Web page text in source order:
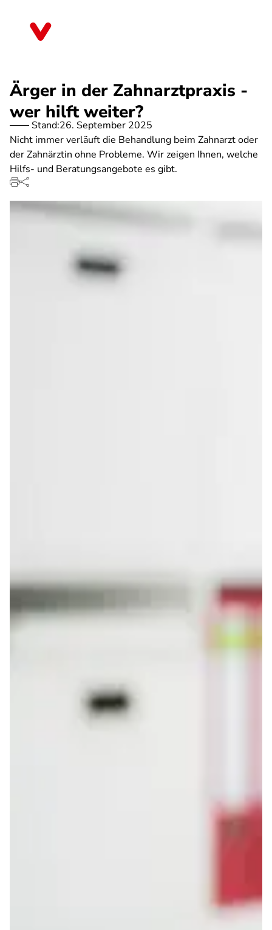
Ärger in der Zahnarztpraxis -
wer hilft weiter?
Stand:26. September 2025
Nicht immer verläuft die Behandlung beim Zahnarzt oder
der Zahnärztin ohne Probleme. Wir zeigen Ihnen, welche
Hilfs- und Beratungsangebote es gibt.